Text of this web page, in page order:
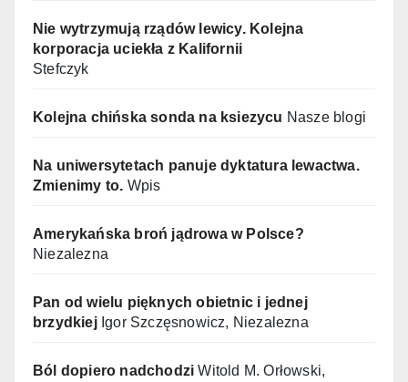
Nie wytrzymują rządów lewicy. Kolejna
korporacja uciekła z Kalifornii
Stefczyk
Kolejna chińska sonda na ksiezycu Nasze blogi
Na uniwersytetach panuje dyktatura lewactwa.
Zmienimy to. Wpis
Amerykańska broń jądrowa w Polsce?
Niezalezna
Pan od wielu pięknych obietnic i jednej
brzydkiejIgor Szczęsnowicz, Niezalezna
Ból dopiero nadchodzi Witold M. Orłowski,